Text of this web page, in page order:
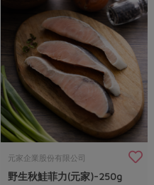
乳製品
米麵雜糧
一籃菜真心話
合作聯合國
生活提案
親子食育
元家企業股份有限公司
野生秋鮭菲力(元家)-250g